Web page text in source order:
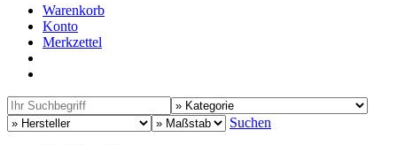
Warenkorb
Konto
Merkzettel
Suchen